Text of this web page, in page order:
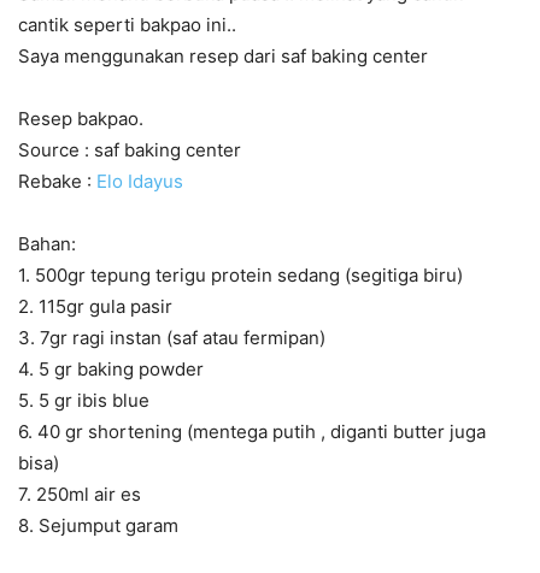
cantik seperti bakpao ini..
Saya menggunakan resep dari saf baking center
Resep bakpao.
Source : saf baking center
Rebake : Elo Idayus
Bahan:
1. 500gr tepung terigu protein sedang (segitiga biru)
2. 115gr gula pasir
3. 7gr ragi instan (saf atau fermipan)
4. 5 gr baking powder
5. 5 gr ibis blue
6. 40 gr shortening (mentega putih , diganti butter juga
bisa)
7. 250ml air es
8. Sejumput garam